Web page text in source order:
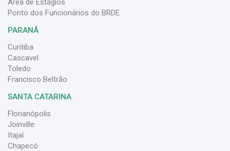
Área de Estágios
Ponto dos Funcionários do BRDE
PARANÁ
Curitiba
Cascavel
Toledo
Francisco Beltrão
SANTA CATARINA
Florianópolis
Joinville
Itajaí
Chapecó